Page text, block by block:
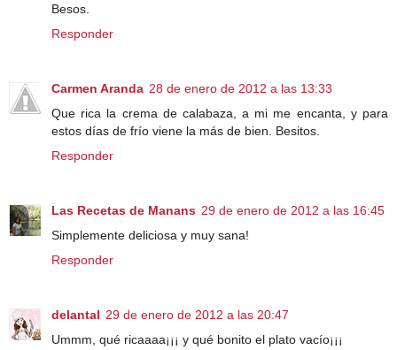
Besos.
Responder
Carmen Aranda 28 de enero de 2012 a las 13:33
Que rica la crema de calabaza, a mi me encanta, y para
estos días de frío viene la más de bien. Besitos.
Responder
Las Recetas de Manans 29 de enero de 2012 a las 16:45
Simplemente deliciosa y muy sana!
Responder
delantal 29 de enero de 2012 a las 20:47
Ummm, qué ricaaaa¡¡¡ y qué bonito el plato vacío¡¡¡